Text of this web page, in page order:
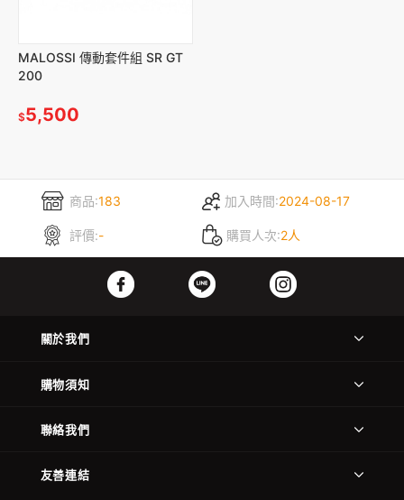
MALOSSI 傳動套件組 SR GT
200
$5,500
商品:183 加入時間:2024-08-17
評價:- 購買人次:2人
關於我們
購物須知
聯絡我們
友善連結